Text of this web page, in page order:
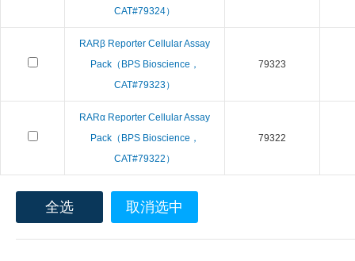
CAT#79324）
RARβ Reporter Cellular Assay
Pack（BPS Bioscience，
CAT#79323）
79323
RARα Reporter Cellular Assay
Pack（BPS Bioscience，
CAT#79322）
79322
全选 取消选中